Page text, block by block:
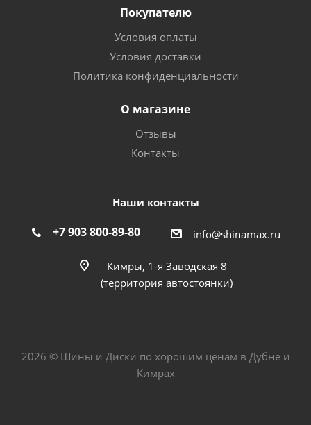
Покупателю
Условия оплаты
Условия доставки
Политика конфиденциальности
О магазине
Отзывы
Контакты
Наши контакты
+7 903 800-89-80 info@shinamax.ru
Кимры, 1-я Заводская 8
(территория автостоянки)
2026 © Шины и Диски по хорошим ценам в Дубне и
Кимрах